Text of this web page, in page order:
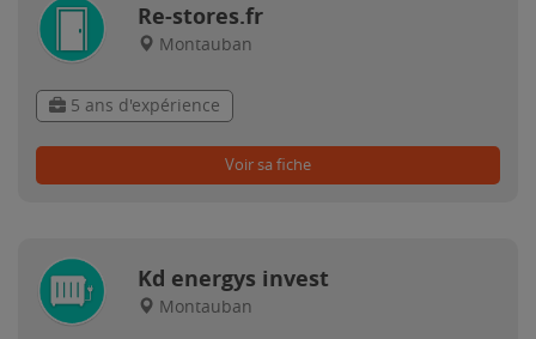
Re-stores.fr
Montauban
5 ans d'expérience
Voir sa fiche
Kd energys invest
Montauban